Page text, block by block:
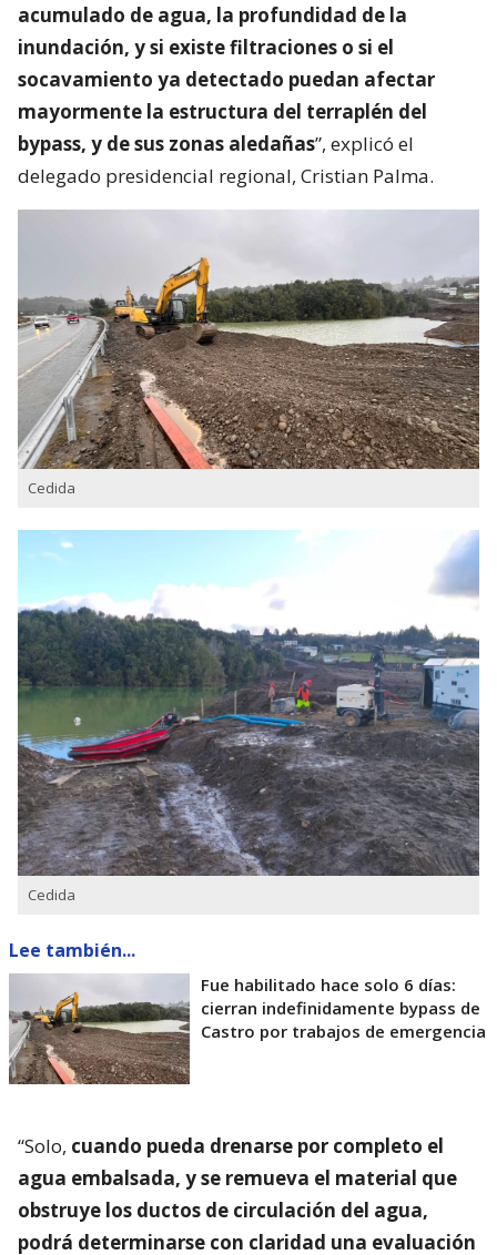
acumulado de agua, la profundidad de la
inundación, y si existe filtraciones o si el
socavamiento ya detectado puedan afectar
mayormente la estructura del terraplén del
bypass, y de sus zonas aledañas”, explicó el
delegado presidencial regional, Cristian Palma.
Cedida
Cedida
Lee también...
Fue habilitado hace solo 6 días:
cierran indefinidamente bypass de
Castro por trabajos de emergencia
“Solo, cuando pueda drenarse por completo el
agua embalsada, y se remueva el material que
obstruye los ductos de circulación del agua,
podrá determinarse con claridad una evaluación